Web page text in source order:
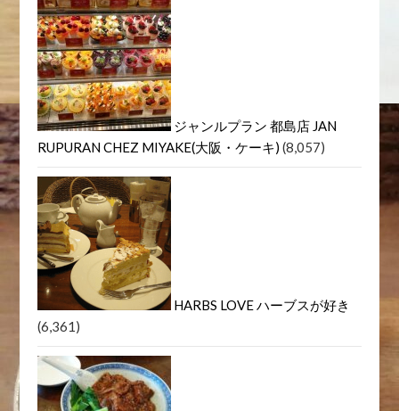
ジャンルプラン 都島店 JAN
RUPURAN CHEZ MIYAKE(大阪・ケーキ) (8,057)
HARBS LOVE ハーブスが好き
(6,361)